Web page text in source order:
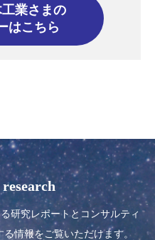
業さまの
はこちら
研究レポートとコンサルティ
情報をご覧いただけます。